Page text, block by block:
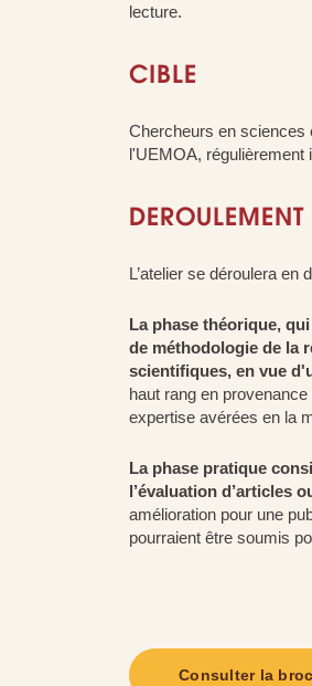
lecture.
CIBLE
Chercheurs en sciences
l'UEMOA, régulièrement
DEROULEMENT
L’atelier se déroulera en
La phase théorique,
de méthodologie de la
scientifiques, en vue
haut rang en
expertise avérées en la
La phase pratique
l’évaluation d’articles
amélioration pour une
pourraient être soumis
Consulter la